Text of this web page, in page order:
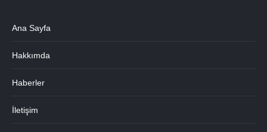
Ana Sayfa
Hakkımda
Haberler
İletişim